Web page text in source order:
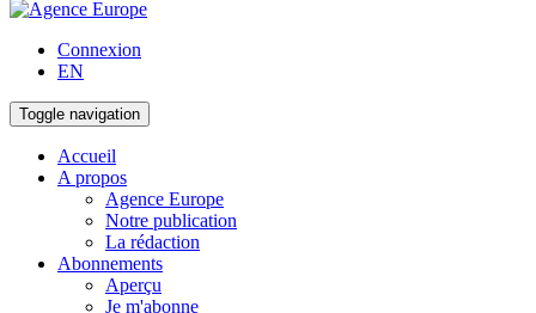
Connexion
EN
Toggle navigation
Accueil
A propos
Agence Europe
Notre publication
La rédaction
Abonnements
Aperçu
Je m'abonne